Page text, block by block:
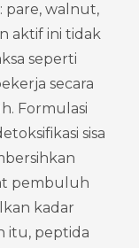
pare, walnut,
aktif ini tidak
seperti
secara
Formulasi
sisa
pembuluh
kadar
itu, peptida